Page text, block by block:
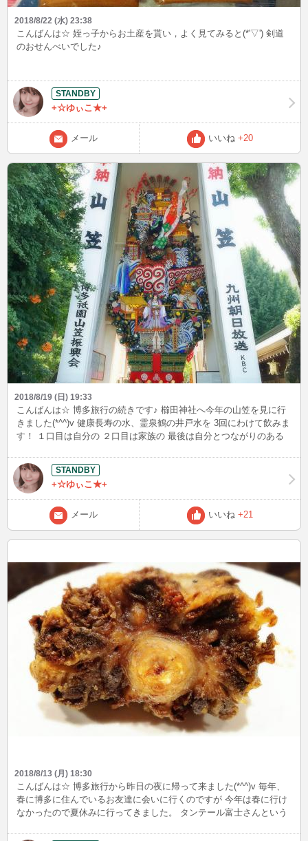
2018/8/22 (水) 23:38
こんばんは☆ 姪っ子からお土産を貰い，よく見てみると(*'▽') 剣道
のおせんべいでした♪
+☆ゆぃこ★+
メール いいね +20
2018/8/19 (日) 19:33
こんばんは☆ 博多旅行の続きです♪ 櫛田神社へ今年の山笠を見に行
きました(*^^)v 健康長寿の水、霊泉鶴の井戸水を 3回にわけて飲みま
す！ １口目は自分の ２口目は家族の 最後は自分とつながりのある
た石が奉納されているのですが、 試石として同じような重さの石が
置いてあるのですが・・・ 全然持てませんでした(*´з`) おみくじも小
吉で残念・・・ 枝に結んで帰りました(;_;)/~~~
+☆ゆぃこ★+
メール いいね +21
2018/8/13 (月) 18:30
こんばんは☆ 博多旅行から昨日の夜に帰って来ました(*^^)v 毎年、
春に博多に住んでいるお友達に会いに行くのですが 今年は春に行け
なかったので夏休みに行ってきました。 タンテール富士さんという
た！柔らかくて美味しかったです!(^^)!